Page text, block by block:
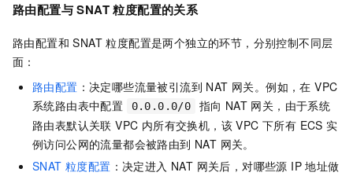
路由配置与 SNAT 粒度配置的关系
路由配置和 SNAT 粒度配置是两个独立的环节，分别控制不同层
面：
路由配置 ：决定哪些流量被引流到 NAT 网关。例如，在 VPC
系统路由表中配置
0.0.0.0/0
指向 NAT 网关，由于系统
路由表默认关联 VPC 内所有交换机，该 VPC 下所有 ECS 实
例访问公网的流量都会被路由到 NAT 网关。
SNAT 粒度配置 ：决定进入 NAT 网关后，对哪些源 IP 地址做